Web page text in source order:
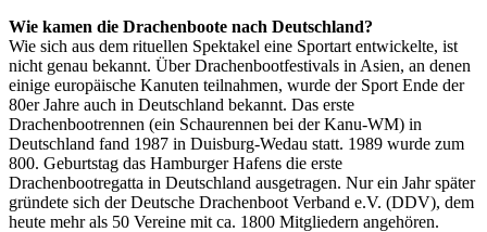
Wie kamen die Drachenboote nach Deutschland?
Wie sich aus dem rituellen Spektakel eine Sportart entwickelte, ist
nicht genau bekannt. Über Drachenbootfestivals in Asien, an denen
einige europäische Kanuten teilnahmen, wurde der Sport Ende der
80er Jahre auch in Deutschland bekannt. Das erste
Drachenbootrennen (ein Schaurennen bei der Kanu-WM) in
Deutschland fand 1987 in Duisburg-Wedau statt. 1989 wurde zum
800. Geburtstag das Hamburger Hafens die erste
Drachenbootregatta in Deutschland ausgetragen. Nur ein Jahr später
gründete sich der Deutsche Drachenboot Verband e.V. (DDV), dem
heute mehr als 50 Vereine mit ca. 1800 Mitgliedern angehören.